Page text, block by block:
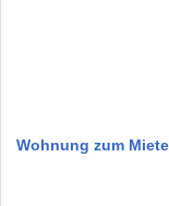
Wohnung zum